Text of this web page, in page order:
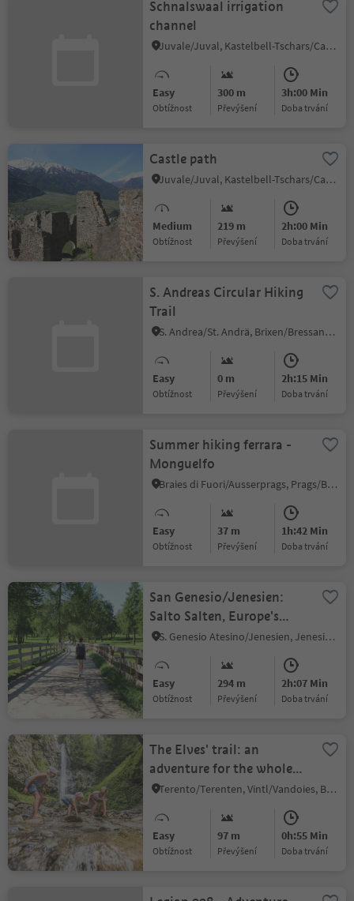
Schnalswaal irrigation
channel
Juvale/Juval, Kastelbell-Tschars/Castelbello-Ciardes, Vinschgau/Val Venosta
Easy
Obtížnost
300 m
Převýšení
3h:00 Min
doba trvání
Castle path
Juvale/Juval, Kastelbell-Tschars/Castelbello-Ciardes, Vinschgau/Val Venosta
Medium
Obtížnost
219 m
Převýšení
2h:00 Min
doba trvání
S. Andreas Circular Hiking
Trail
S. Andrea/St. Andrä, Brixen/Bressanone, Brixen/Bressanone and environs
Easy
Obtížnost
0 m
Převýšení
2h:15 Min
doba trvání
Summer hiking ferrara -
Monguelfo
Braies di Fuori/Ausserprags, Prags/Braies, Dolomites Region 3 Zinnen
Easy
Obtížnost
37 m
Převýšení
1h:42 Min
doba trvání
San Genesio/Jenesien:
Salto Salten, Europe's
largest larch tree high
S. Genesio Atesino/Jenesien, Jenesien/San Genesio Atesino, Bolzano/Bozen and environs
Easy
Obtížnost
294 m
Převýšení
2h:07 Min
doba trvání
The Elves' trail: an
adventure for the whole
family
Terento/Terenten, Vintl/Vandoies, Brixen/Bressanone and environs
Easy
Obtížnost
97 m
Převýšení
0h:55 Min
doba trvání